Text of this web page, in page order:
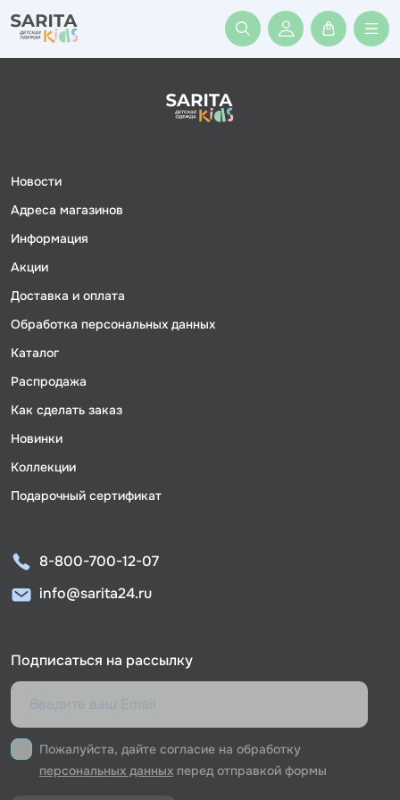
Войти или
Новости
Адреса магазинов
Информация
Акции
Доставка и оплата
Обработка персональных данных
Каталог
Распродажа
Как сделать заказ
Новинки
Коллекции
Подарочный сертификат
8-800-700-12-07
info@sarita24.ru
Подписаться на рассылку
Пожалуйста, дайте согласие на обработку
персональных данных перед отправкой формы